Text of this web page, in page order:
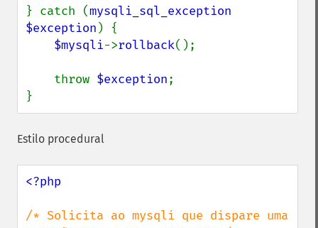
} catch (mysqli_sql_exception
$exception ) {
$mysqli->rollback();
    throw
$exception;
}
Estilo procedural
<?php
/* Solicita ao mysqli que dispare uma